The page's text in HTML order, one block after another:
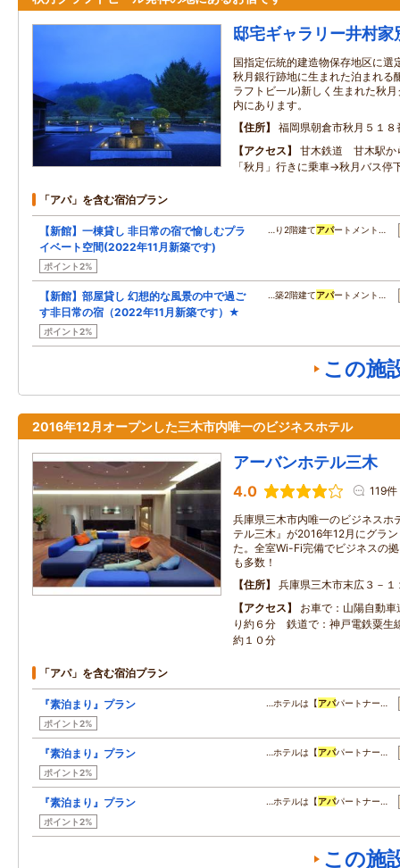
邸宅ギャラリー井村
国指定伝統的建造物保存地区に選
秋月銀行跡地に生まれた泊まれる
ラフトビ一ル)新しく生まれた秋
内にあります。
住所
福岡県朝倉市秋月５１８
アクセス
甘木鉄道 甘木駅か
「秋月」行きに乗車→秋月バス
「アパ」を含む宿泊プラン
【新館】一棟貸し 非日常の宿で愉しむプラ
イベート空間(2022年11月新築です)
ポイント2%
…り2階建てアパートメント…
【新館】部屋貸し 幻想的な風景の中で過ご
す非日常の宿（2022年11月新築です）★
ポイント2%
…築2階建てアパートメント…
この施
2016年12月オープンした三木市内唯一のビジネスホテル
アーバンホテル三木
4.0 119件
兵庫県三木市内唯一のビジネスホ
テル三木』が2016年12月にグラ
た。全室Wi-Fi完備でビジネスの
も多数！
住所
兵庫県三木市末広３－１
アクセス
お車で：山陽自動
り約６分 鉄道で：神戸電鉄粟生
約１０分
「アパ」を含む宿泊プラン
『素泊まり』プラン
ポイント2%
…ホテルは【アパパートナー…
『素泊まり』プラン
ポイント2%
…ホテルは【アパパートナー…
『素泊まり』プラン
ポイント2%
…ホテルは【アパパートナー…
この施